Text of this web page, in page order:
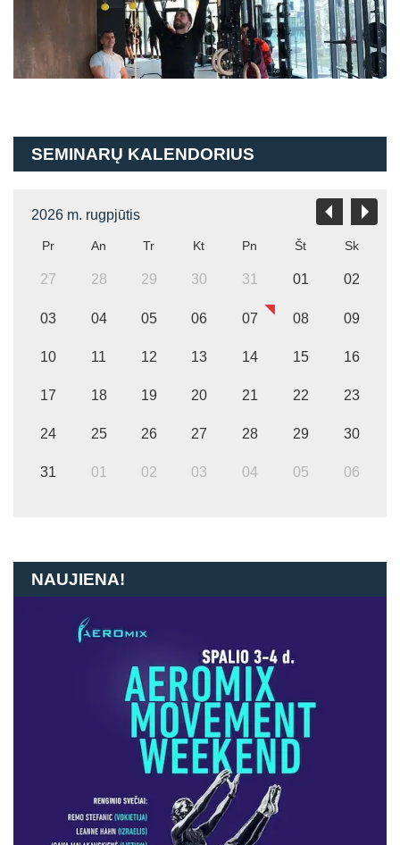
SEMINARŲ KALENDORIUS
2026 m. rugpjūtis
Pr An Tr Kt Pn Št Sk
27 28 29 30 31 01 02
03 04 05 06 07 08 09
10 11 12 13 14 15 16
17 18 19 20 21 22 23
24 25 26 27 28 29 30
31 01 02 03 04 05 06
NAUJIENA!